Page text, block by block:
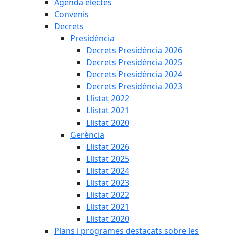
Convenis
Decrets
Presidència
Decrets Presidència 2026
Decrets Presidència 2025
Decrets Presidència 2024
Decrets Presidència 2023
Llistat 2022
Llistat 2021
Llistat 2020
Gerència
Llistat 2026
Llistat 2025
Llistat 2024
Llistat 2023
Llistat 2022
Llistat 2021
Llistat 2020
Plans i programes destacats sobre les